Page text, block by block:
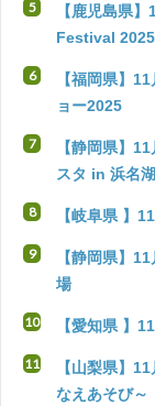
【鹿児島県
Festival
【福岡県】
ョー2025
【静岡県】
スタ in 浜名
【岐阜県 】
【静岡県】
場
【愛知県 】
【山梨県】
なえあそび～